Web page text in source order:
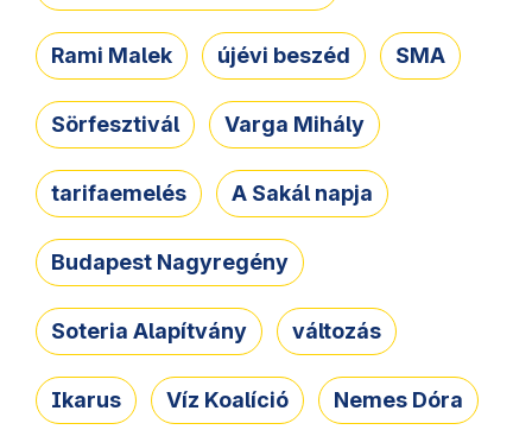
Rami Malek újévi beszéd SMA
Sörfesztivál Varga Mihály
tarifaemelés A Sakál napja
Budapest Nagyregény
Soteria Alapítvány változás
Ikarus Víz Koalíció Nemes Dóra